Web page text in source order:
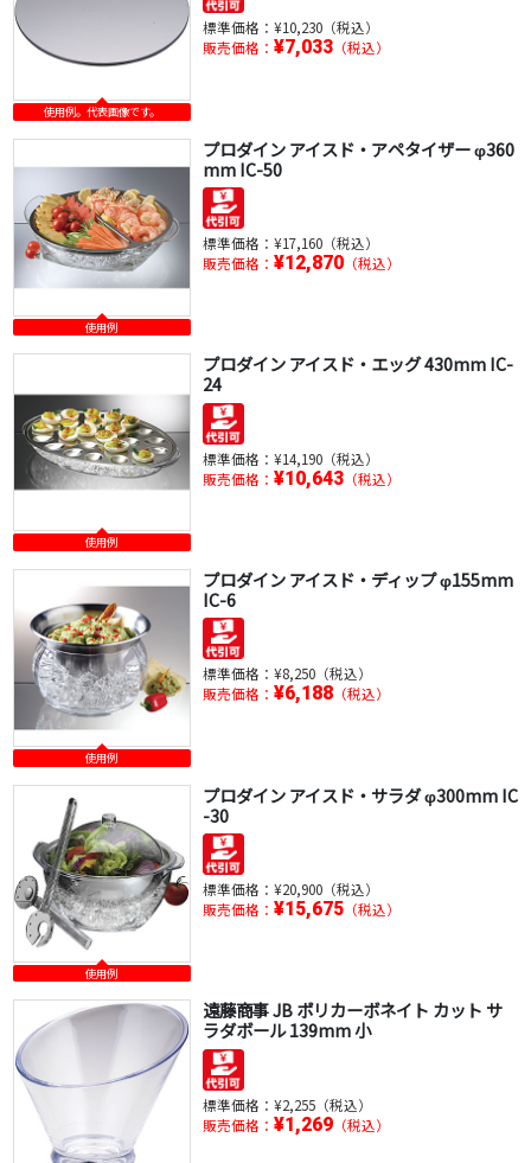
使用例。代表画像です。
標準価格： ¥10,230（税込）
販売価格： ¥7,033（税込）
使用例
プロダイン アイスド・アペタイザー φ360
mm IC-50
標準価格： ¥17,160（税込）
販売価格： ¥12,870（税込）
使用例
プロダイン アイスド・エッグ 430mm IC-
24
標準価格： ¥14,190（税込）
販売価格： ¥10,643（税込）
使用例
プロダイン アイスド・ディップ φ155mm
IC-6
標準価格： ¥8,250（税込）
販売価格： ¥6,188（税込）
使用例
プロダイン アイスド・サラダ φ300mm IC
-30
標準価格： ¥20,900（税込）
販売価格： ¥15,675（税込）
遠藤商事 JB ポリカーボネイト カット サ
ラダボール 139mm 小
標準価格： ¥2,255（税込）
販売価格： ¥1,269（税込）